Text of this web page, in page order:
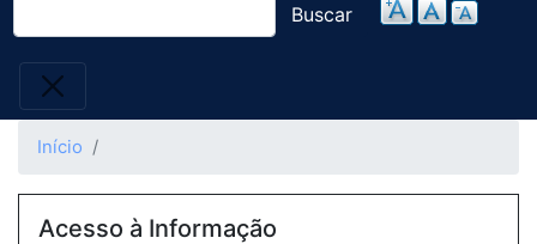
Buscar
Início
Acesso à Informação